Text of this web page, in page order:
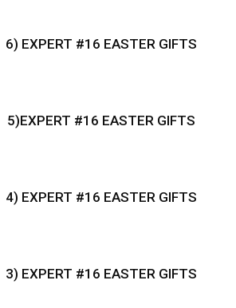
6) EXPERT #16 EASTER GIFTS
5)EXPERT #16 EASTER GIFTS
4) EXPERT #16 EASTER GIFTS
3) EXPERT #16 EASTER GIFTS